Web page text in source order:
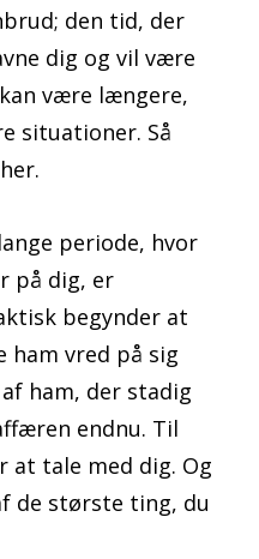
den tid, der
dig og vil være
være længere,
situationer. Så
periode, hvor
på dig, er
begynder at
ham vred på sig
ham, der stadig
endnu. Til
at tale med dig. Og
de største ting, du